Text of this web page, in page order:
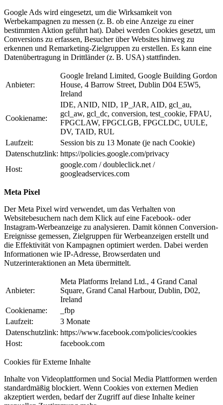
Google Ads wird eingesetzt, um die Wirksamkeit von
Werbekampagnen zu messen (z. B. ob eine Anzeige zu einer
bestimmten Aktion geführt hat). Dabei werden Cookies gesetzt, um
Conversions zu erfassen, Besucher über Websites hinweg zu
erkennen und Remarketing-Zielgruppen zu erstellen. Es kann eine
Datenübertragung in Drittländer (z. B. USA) stattfinden.
Anbieter:
Google Ireland Limited, Google Building Gordon
House, 4 Barrow Street, Dublin D04 E5W5,
Ireland
Cookiename:
IDE, ANID, NID, 1P_JAR, AID, gcl_au,
gcl_aw, gcl_dc, conversion, test_cookie, FPAU,
FPGCLAW, FPGCLGB, FPGCLDC, UULE,
DV, TAID, RUL
Laufzeit:
Session bis zu 13 Monate (je nach Cookie)
Datenschutzlink: https://policies.google.com/privacy
Host:
google.com / doubleclick.net /
googleadservices.com
Meta Pixel
Der Meta Pixel wird verwendet, um das Verhalten von
Websitebesuchern nach dem Klick auf eine Facebook- oder
Instagram-Werbeanzeige zu analysieren. Damit können Conversion-
Ereignisse gemessen, Zielgruppen für Werbeanzeigen erstellt und
die Effektivität von Kampagnen optimiert werden. Dabei werden
Informationen wie IP-Adresse, Browserdaten und
Nutzerinteraktionen an Meta übermittelt.
Anbieter:
Meta Platforms Ireland Ltd., 4 Grand Canal
Square, Grand Canal Harbour, Dublin, D02,
Ireland
Cookiename:
_fbp
Laufzeit:
3 Monate
Datenschutzlink: https://www.facebook.com/policies/cookies
Host:
facebook.com
Cookies für Externe Inhalte
Inhalte von Videoplattformen und Social Media Plattformen werden
standardmäßig blockiert. Wenn Cookies von externen Medien
akzeptiert werden, bedarf der Zugriff auf diese Inhalte keiner